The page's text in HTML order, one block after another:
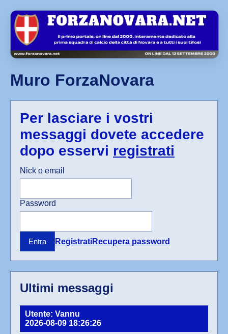
Muro ForzaNovara
Per lasciare i vostri
messaggi dovete accedere
dopo esservi registrati
Nick o email
Password
Entra RegistratiRecupera password
Ultimi messaggi
Utente: Vannu
2026-08-09 18:26:26